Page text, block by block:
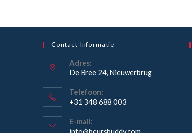
Contact Informatie
Adres:
De Bree 24, Nieuwerbrug
in
een
nieuwe
tab
Telefoon:
+31 348 688 003
in
E-mail:
info@beursbuddy.com